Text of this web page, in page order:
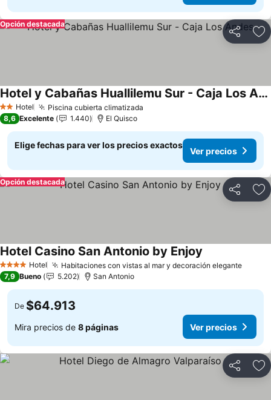
Compartir
Opción destacada
2 Estrellas
Hotel Piscina cubierta climatizada
Hotel y Cabañas Huallilemu Sur - Caja Los Andes
8,6 Excelente 1.440 El Quisco
Elige fechas para ver los precios exactos
Ver precios
Compartir
Opción destacada
4 EstrellasHotel Habitaciones con vistas al mar y decoración elegante
Hotel Casino San Antonio by Enjoy
7,9 Bueno 5.202 San Antonio
De $64.913
Mira precios de 8 páginas Ver precios
Compartir